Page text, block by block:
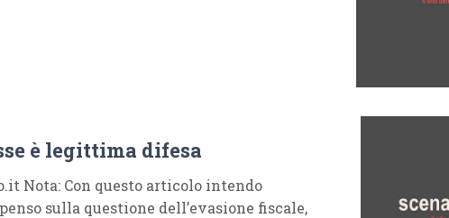
è legittima difesa
Nota: Con questo articolo intendo
sulla questione dell’evasione fiscale,